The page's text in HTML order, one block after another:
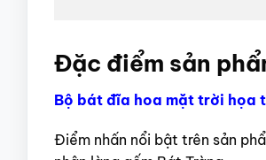
Đặc điểm sản
Bộ bát đĩa hoa mặt trời họa
Điểm nhấn nổi bật trên sản